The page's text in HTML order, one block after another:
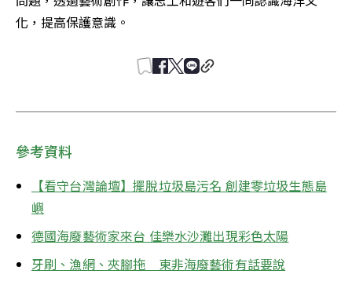
化，提高保護意識。
參考資料
【看守台灣論壇】擺脫垃圾島污名 創建零垃圾生態島
嶼
德國海廢藝術家來台 佳樂水沙灘出現彩色太陽
牙刷、漁網、夾腳拖　東非海廢藝術有話要說